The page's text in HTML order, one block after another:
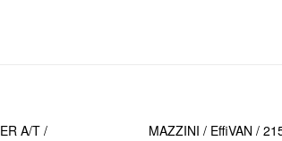
A/T /
MAZZINI / EffiVAN /